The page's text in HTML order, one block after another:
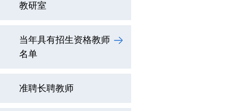
教研室
当年具有招生资格教师
名单
准聘长聘教师